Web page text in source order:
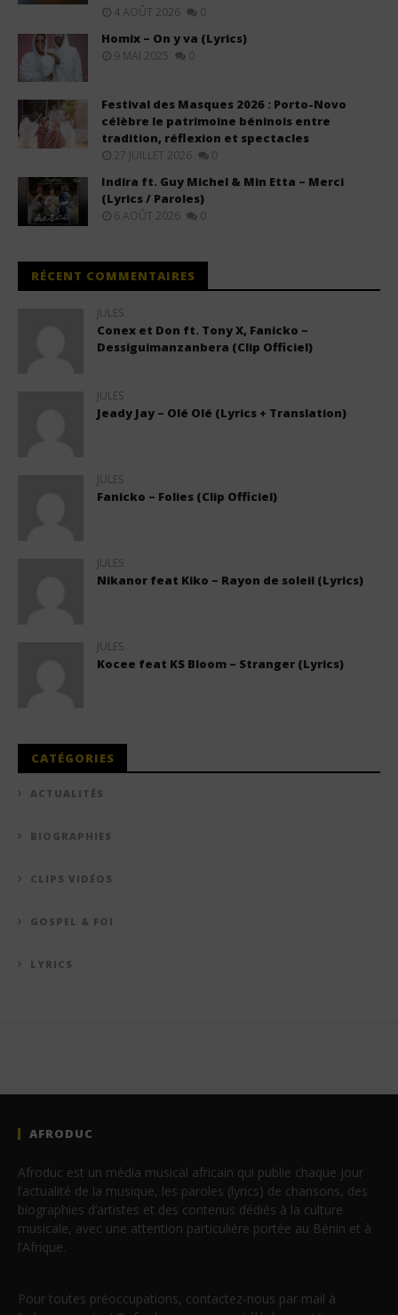
4 AOÛT 2026 0
Homix – On y va (Lyrics)
9 MAI 2025 0
Festival des Masques 2026 : Porto-Novo
célèbre le patrimoine béninois entre
tradition, réflexion et spectacles
27 JUILLET 2026 0
Indira ft. Guy Michel & Min Etta – Merci
(Lyrics / Paroles)
6 AOÛT 2026 0
RÉCENT COMMENTAIRES
JULES
Conex et Don ft. Tony X, Fanicko –
Dessiguimanzanbera (Clip Officiel)
JULES
Jeady Jay – Olé Olé (Lyrics + Translation)
JULES
Fanicko – Folies (Clip Officiel)
JULES
Nikanor feat Kiko – Rayon de soleil (Lyrics)
JULES
Kocee feat KS Bloom – Stranger (Lyrics)
CATÉGORIES
ACTUALITÉS
BIOGRAPHIES
CLIPS VIDÉOS
GOSPEL & FOI
LYRICS
AFRODUC
Afroduc est un média musical africain qui publie chaque jour
l’actualité de la musique, les paroles (lyrics) de chansons, des
biographies d’artistes et des contenus dédiés à la culture
musicale, avec une attention particulière portée au Bénin et à
l’Afrique.
Pour toutes préoccupations, contactez-nous par mail à